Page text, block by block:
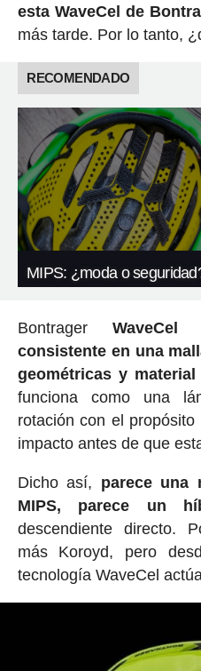
esta WaveCel de
más tarde. Por lo tanto,
RECOMENDADO
MIPS: ¿moda o
Bontrager
consistente en una
geométricas y
funciona como una
rotación con el
impacto antes de que
Dicho así, parece una
MIPS, parece un
descendiente directo.
más Koroyd, pero
tecnología WaveCel